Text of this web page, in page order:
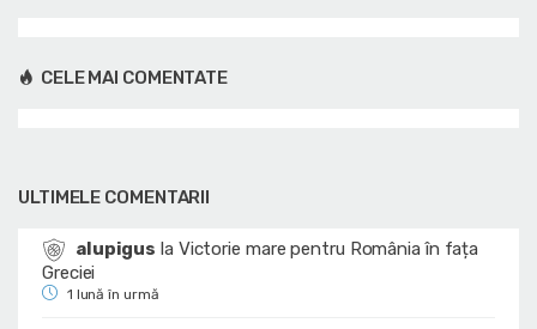
CELE MAI COMENTATE
ULTIMELE COMENTARII
alupigus la Victorie mare pentru România în fața
Greciei
1 lună în urmă